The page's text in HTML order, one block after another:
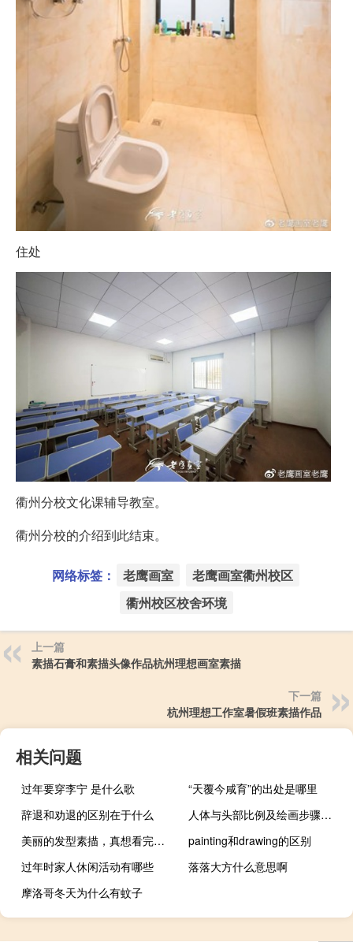
住处
衢州分校文化课辅导教室。
衢州分校的介绍到此结束。
网络标签： 老鹰画室
老鹰画室衢州校区
衢州校区校舍环境
上一篇
素描石膏和素描头像作品杭州理想画室素描
下一篇
杭州理想工作室暑假班素描作品
相关问题
过年要穿李宁 是什么歌
“天覆今咸育”的出处是哪里
辞退和劝退的区别在于什么
人体与头部比例及绘画步骤的讲解与研究
美丽的发型素描，真想看完这幅画！
painting和drawing的区别
过年时家人休闲活动有哪些
落落大方什么意思啊
摩洛哥冬天为什么有蚊子